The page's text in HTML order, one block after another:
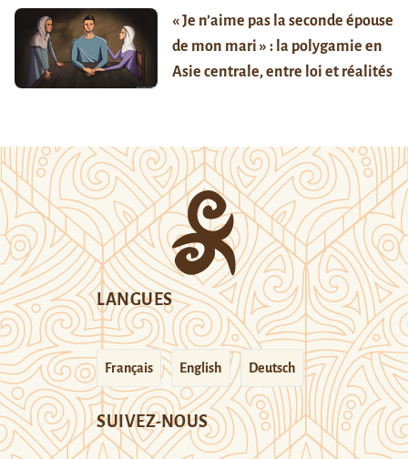
« Je n’aime pas la seconde épouse
de mon mari » : la polygamie en
Asie centrale, entre loi et réalités
LANGUES
Français English Deutsch
SUIVEZ-NOUS